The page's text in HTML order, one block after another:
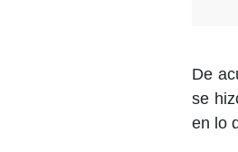
De
se
en lo